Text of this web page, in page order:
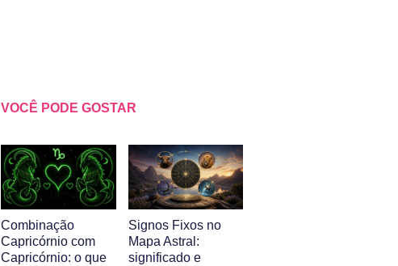
VOCÊ PODE GOSTAR
Combinação
Capricórnio com
Capricórnio: o que
Signos Fixos no
Mapa Astral:
significado e